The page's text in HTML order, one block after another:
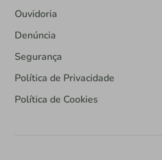
Ouvidoria
Denúncia
Segurança
Política de Privacidade
Política de Cookies